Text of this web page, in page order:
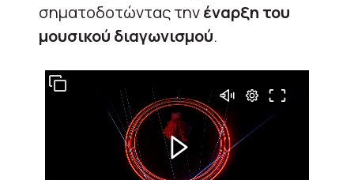
σηματοδοτώντας τηνέναρξη του
μουσικού διαγωνισμού.